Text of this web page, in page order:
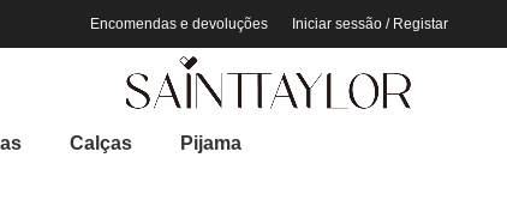
Encomendas e devoluções Iniciar sessão / Registar
Calças Pijama